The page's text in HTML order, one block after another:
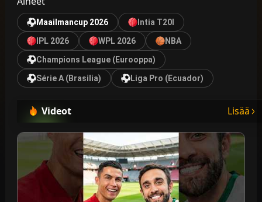
Maailmancup 2026
Intia T20I
IPL 2026
WPL 2026
NBA
Champions League (Eurooppa)
Série A (Brasilia)
Liga Pro (Ecuador)
Videot Lisää